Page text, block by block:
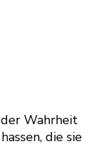
Wahrheit
die sie